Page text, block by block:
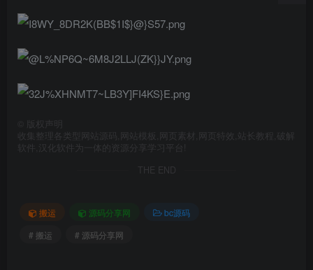
版权声明
收集整理各类型网站源码,网站模板,网页素材,网页特效,站长教程,破解
软件,汉化软件为一体的资源分享学习平台!
THE END
搬运 源码分享网
bc源码
# 搬运
# 源码分享网